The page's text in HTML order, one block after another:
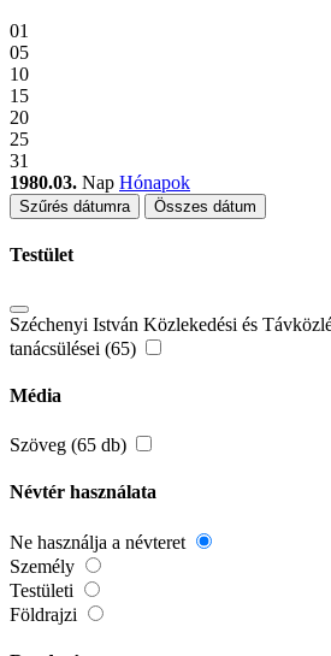
01
05
10
15
20
25
31
1980.03. Nap Hónapok
Szűrés dátumra Összes dátum
Testület
Széchenyi István Közlekedési és
tanácsülései (65)
Média
Szöveg (65 db)
Névtér használata
Ne használja a névteret
Személy
Testületi
Földrajzi